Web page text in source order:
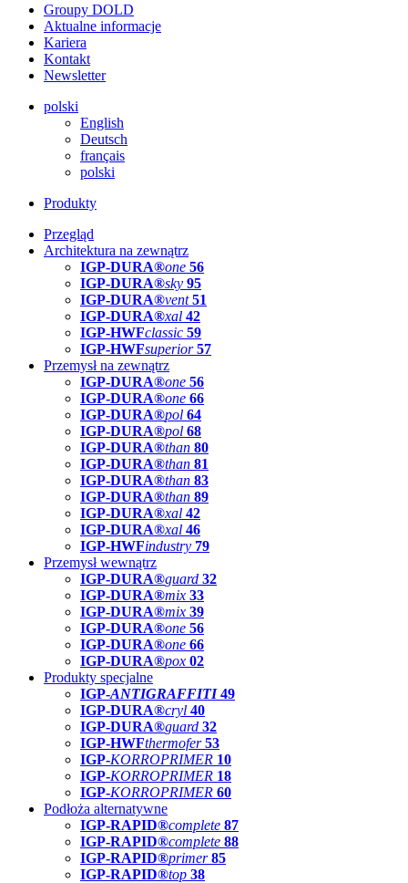
Groupy DOLD
Aktualne informacje
Kariera
Kontakt
Newsletter
polski
English
Deutsch
français
polski
Produkty
Przegląd
Architektura na zewnątrz
IGP-DURA®one 56
IGP-DURA®sky 95
IGP-DURA®vent 51
IGP-DURA®xal 42
IGP-HWFclassic 59
IGP-HWFsuperior 57
Przemysł na zewnątrz
IGP-DURA®one 56
IGP-DURA®one 66
IGP-DURA®pol 64
IGP-DURA®pol 68
IGP-DURA®than 80
IGP-DURA®than 81
IGP-DURA®than 83
IGP-DURA®than 89
IGP-DURA®xal 42
IGP-DURA®xal 46
IGP-HWFindustry 79
Przemysł wewnątrz
IGP-DURA®guard 32
IGP-DURA®mix 33
IGP-DURA®mix 39
IGP-DURA®one 56
IGP-DURA®one 66
IGP-DURA®pox 02
Produkty specjalne
IGP-ANTIGRAFFITI49
IGP-DURA®cryl 40
IGP-DURA®guard 32
IGP-HWFthermofer 53
IGP-KORROPRIMER 10
IGP-KORROPRIMER 18
IGP-KORROPRIMER 60
Podłoża alternatywne
IGP-RAPID®complete 87
IGP-RAPID®complete 88
IGP-RAPID®primer 85
IGP-RAPID®top 38